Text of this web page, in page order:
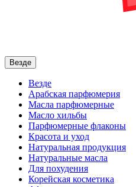
Везде
Везде
Арабская парфюмерия
Масла парфюмерные
Масло хильбы
Парфюмерные флаконы
Красота и уход
Натуральная продукция
Натуральные масла
Для похудения
Корейская косметика